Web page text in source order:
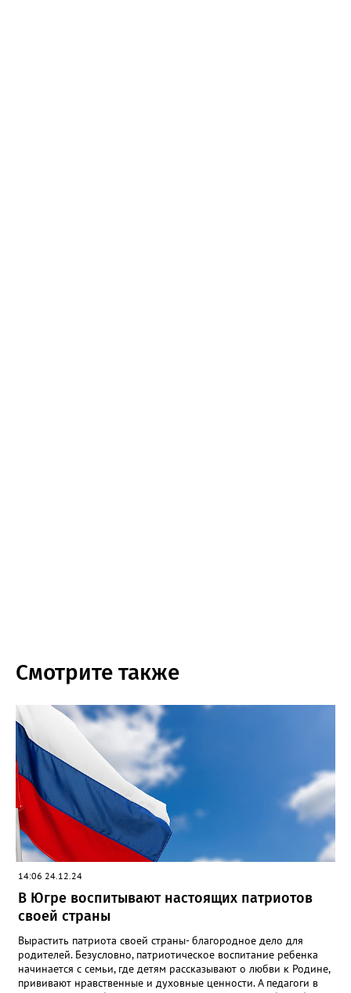
Смотрите также
14:06 24.12.24
В Югре воспитывают настоящих патриотов
своей страны
Вырастить патриота своей страны- благородное дело для
родителей. Безусловно, патриотическое воспитание ребенка
начинается с семьи, где детям рассказывают о любви к Родине,
прививают нравственные и духовные ценности. А педагоги в